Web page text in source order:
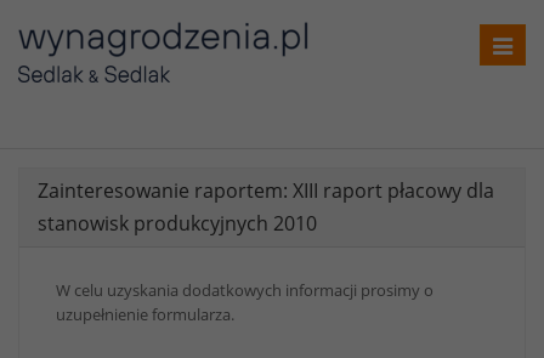
Zainteresowanie raportem: XIII raport płacowy dla
stanowisk produkcyjnych 2010
W celu uzyskania dodatkowych informacji prosimy o
uzupełnienie formularza.